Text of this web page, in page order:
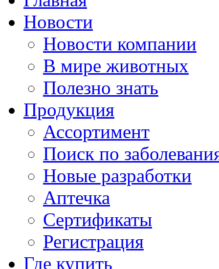
Новости
Новости компании
В мире животных
Полезно знать
Продукция
Ассортимент
Поиск по
Новые разработки
Аптечка
Сертификаты
Регистрация
Где купить